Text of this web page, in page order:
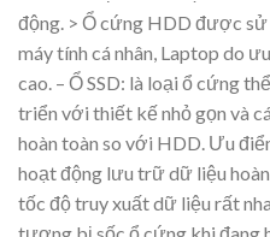
động. > Ổ cứng HDD được
máy tính cá nhân, Laptop do
cao. – Ổ SSD: là loại ổ cứng
triển với thiết kế nhỏ gọn và
hoàn toàn so với HDD. Ưu
hoạt động lưu trữ dữ liệu
tốc độ truy xuất dữ liệu rất